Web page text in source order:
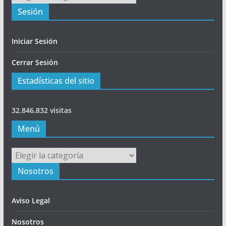
Sesión
Iniciar Sesión
Cerrar Sesión
Estadísticas del sitio
32.846.832 visitas
Menú
Menú
Nosotros
Aviso Legal
Nosotros